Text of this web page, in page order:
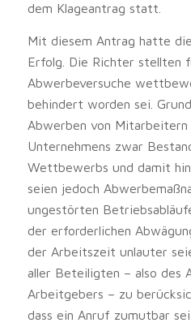
dem Klageantrag statt.
Mit diesem Antrag hatte
Erfolg. Die Richter stellten
Abwerbeversuche
behindert worden sei.
Abwerben von Mitarbeitern
Unternehmens zwar
Wettbewerbs und damit
seien jedoch
ungestörten
der erforderlichen
der Arbeitszeit unlauter
aller Beteiligten – also des
Arbeitgebers – zu
dass ein Anruf zumutbar